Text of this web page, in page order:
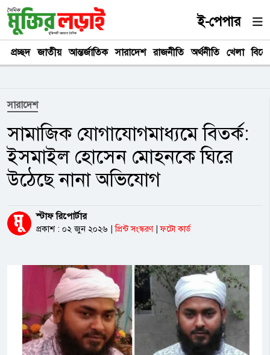
ই-পেপার
প্রচ্ছদ জাতীয় আন্তর্জাতিক সারাদেশ রাজনীতি অর্থনীতি খেলা
সারাদেশ
সামাজিক যোগাযোগমাধ্যমে বিতর্ক:
ইসমাইল হোসেন মোহনকে ঘিরে
উঠেছে নানা অভিযোগ
স্টাফ রিপোর্টার
প্রকাশ : ০২ জুন ২০২৬ প্রিন্ট সংস্করণ ফটো কার্ড